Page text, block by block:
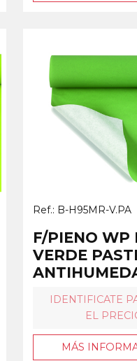
Ref.: B-H95MR-V.PA
F/PIENO WP
VERDE
IDENTIFICATE
EL
MÁS